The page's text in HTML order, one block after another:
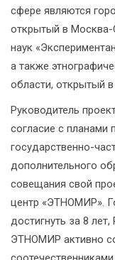
сфере являются
открытый в Москва-
наук
а также
области, открытый в
Руководитель
согласие с планами
государственно-
дополнительного
совещания свой
центр «ЭТНОМИР».
достигнуть за 8
ЭТНОМИР активно